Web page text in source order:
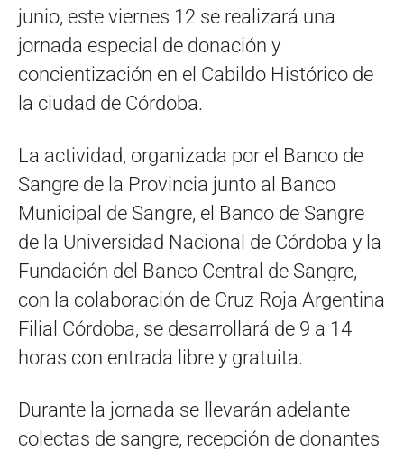
junio, este viernes 12 se realizará una
jornada especial de donación y
concientización en el Cabildo Histórico de
la ciudad de Córdoba.
La actividad, organizada por el Banco de
Sangre de la Provincia junto al Banco
Municipal de Sangre, el Banco de Sangre
de la Universidad Nacional de Córdoba y la
Fundación del Banco Central de Sangre,
con la colaboración de Cruz Roja Argentina
Filial Córdoba, se desarrollará de 9 a 14
horas con entrada libre y gratuita.
Durante la jornada se llevarán adelante
colectas de sangre, recepción de donantes